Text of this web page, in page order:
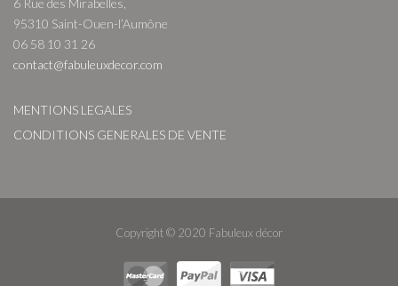
95310 Saint-Ouen-l’Aumône
06 58 10 31 26
contact@fabuleuxdecor.com
MENTIONS LEGALES
CONDITIONS GENERALES DE VENTE
Copyright © 2020 Fabuleux décor